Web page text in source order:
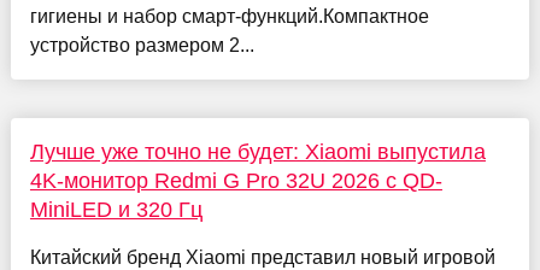
гигиены и набор смарт-функций.Компактное
устройство размером 2...
Лучше уже точно не будет: Xiaomi выпустила
4K-монитор Redmi G Pro 32U 2026 с QD-
MiniLED и 320 Гц
Китайский бренд Xiaomi представил новый игровой